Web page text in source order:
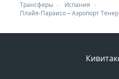
Трансферы
Испания
Плайя-Параисо–Аэропорт